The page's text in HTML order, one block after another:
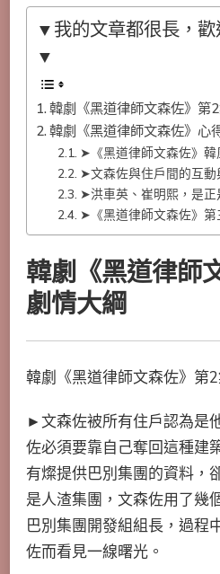
▼我的文章都很長，
▼
韓劇《黑道律師文森佐》第
韓劇《黑道律師文森佐》心
➤《黑道律師文森佐》韓
➤文森佐與住戶間的互動
➤洪車英、崔明熙，是正
➤《黑道律師文森佐》第
韓劇《黑道律師
劇情大綱
韓劇《黑道律師文森佐》第
►文森佐被所有住戶認為是
佐必須要靠自己奪回這種建
有燦提供巴別集團的資料，
是人渣集團，文森佐用了幾
巴別集團開發組組長，過程
佐而看見一線曙光。